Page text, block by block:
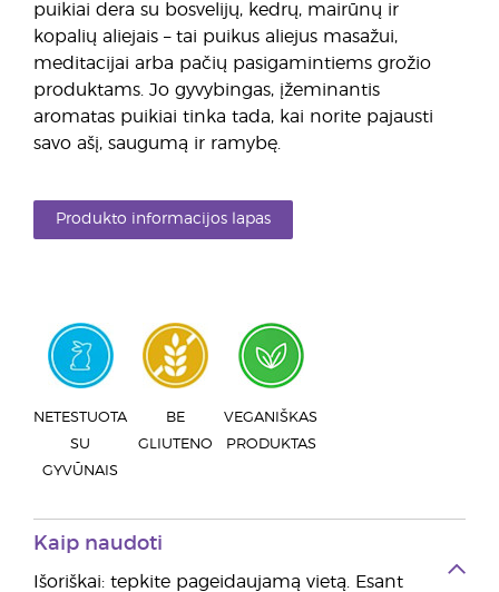
puikiai dera su bosvelijų, kedrų, mairūnų ir
kopalių aliejais – tai puikus aliejus masažui,
meditacijai arba pačių pasigamintiems grožio
produktams. Jo gyvybingas, įžeminantis
aromatas puikiai tinka tada, kai norite pajausti
savo ašį, saugumą ir ramybę.
Produkto informacijos lapas
NETESTUOTA
SU
GYVŪNAIS
BE
GLIUTENO
VEGANIŠKAS
PRODUKTAS
Kaip naudoti
Išoriškai: tepkite pageidaujamą vietą. Esant